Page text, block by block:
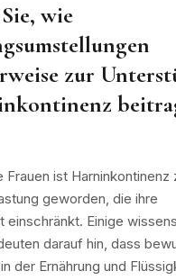
wie
zur
Frauen ist Harninkontinenz
geworden, die ihre
einschränkt. Einige
darauf hin, dass
der Ernährung und